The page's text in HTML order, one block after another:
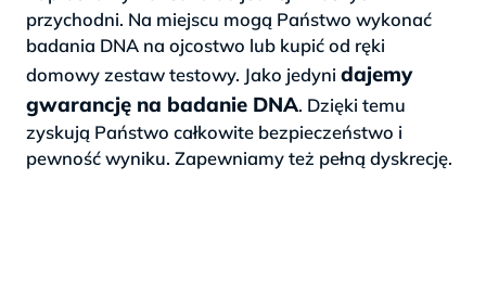
przychodni. Na miejscu mogą Państwo wykonać
badania DNA na ojcostwo lub kupić od ręki
domowy zestaw testowy. Jako jedyni dajemy
gwarancję na badanie DNA. Dzięki temu
zyskują Państwo całkowite bezpieczeństwo i
pewność wyniku. Zapewniamy też pełną dyskrecję.